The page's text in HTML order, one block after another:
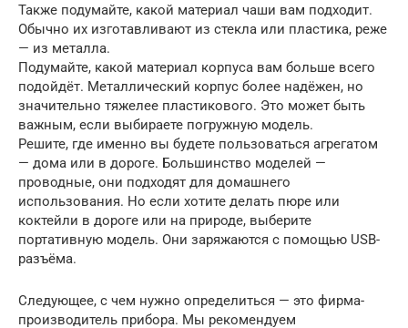
Также подумайте, какой материал чаши вам подходит.
Обычно их изготавливают из стекла или пластика, реже
— из металла.
Подумайте, какой материал корпуса вам больше всего
подойдёт. Металлический корпус более надёжен, но
значительно тяжелее пластикового. Это может быть
важным, если выбираете погружную модель.
Решите, где именно вы будете пользоваться агрегатом
— дома или в дороге. Большинство моделей —
проводные, они подходят для домашнего
использования. Но если хотите делать пюре или
коктейли в дороге или на природе, выберите
портативную модель. Они заряжаются c помощью USB-
разъёма.
Следующее, с чем нужно определиться — это фирма-
производитель прибора. Мы рекомендуем